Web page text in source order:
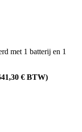
met 1 batterij en 1
€ BTW)